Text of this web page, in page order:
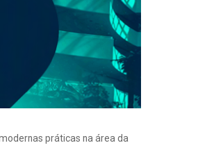
práticas na área da